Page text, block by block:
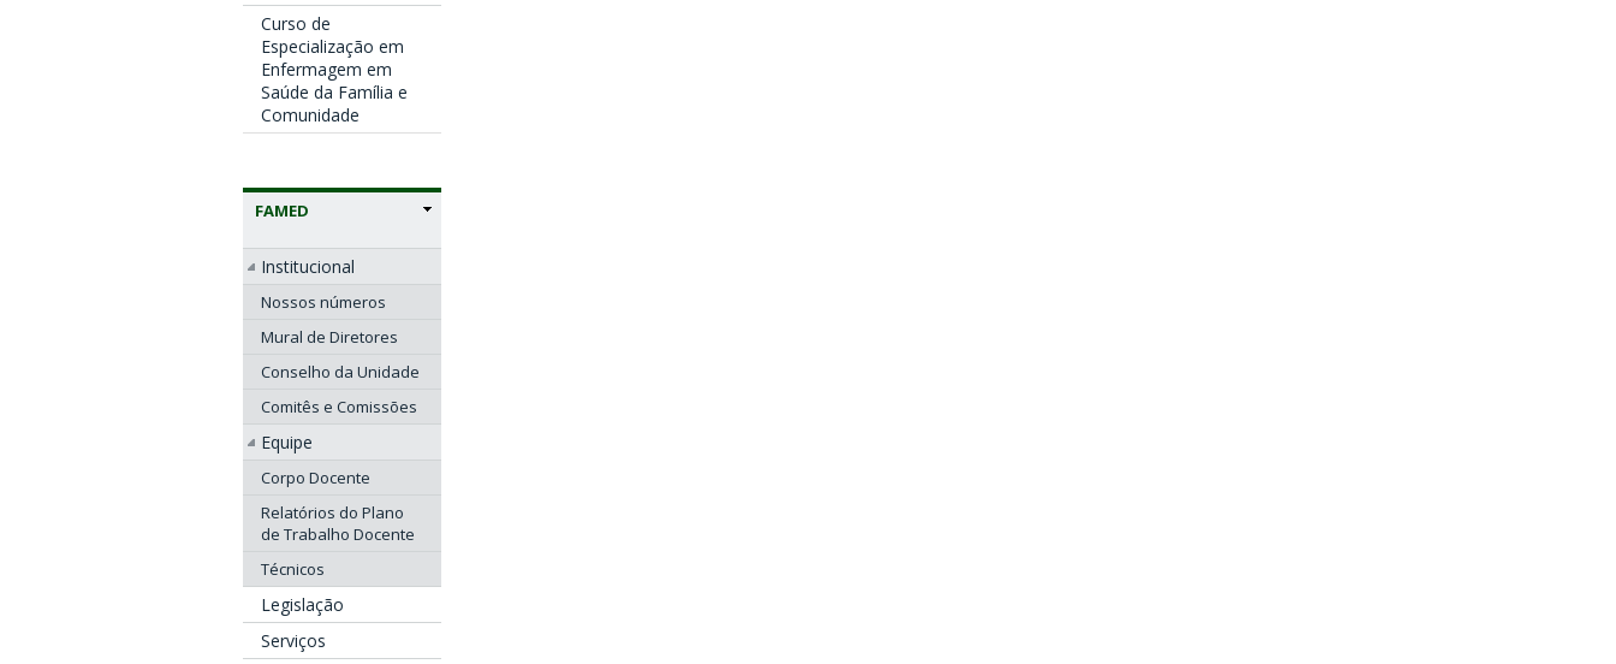
Curso de
Especialização em
Enfermagem em
Saúde da Família e
Comunidade
FAMED
Institucional
Nossos números
Mural de Diretores
Conselho da Unidade
Comitês e Comissões
Equipe
Corpo Docente
Relatórios do Plano
de Trabalho Docente
Técnicos
Legislação
Serviços